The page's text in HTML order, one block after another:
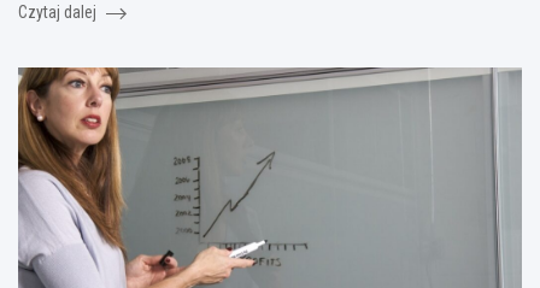
Czytaj dalej